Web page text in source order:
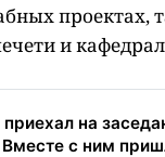
проектах,
и
на
с ним